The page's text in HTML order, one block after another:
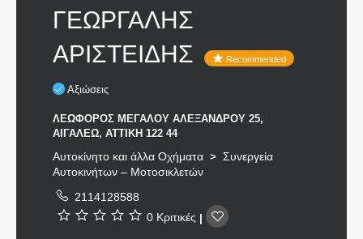
ΓΕΩΡΓΑΛΗΣ
ΑΡΙΣΤΕΙΔΗΣ
Recommended
Αξιώσεις
ΛΕΩΦΟΡΟΣ ΜΕΓΑΛΟΥ ΑΛΕΞΑΝΔΡΟΥ 25,
ΑΙΓΑΛΕΩ, ΑΤΤΙΚΗ 122 44
Αυτοκίνητο και άλλα Οχήματα > Συνεργεία
Αυτοκινήτων – Μοτοσικλετών
2114128588
0 Κριτικές |